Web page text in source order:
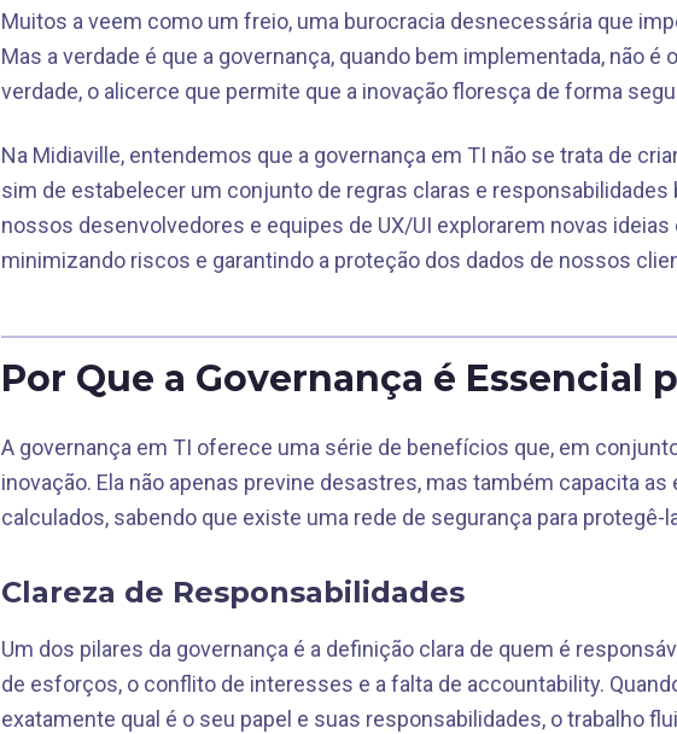
Muitos a veem como um freio, uma burocracia desnecessária que
Mas a verdade é que a governança, quando bem implementada, não é
verdade, o alicerce que permite que a inovação floresça de forma
Na Midiaville, entendemos que a governança em TI não se trata de
sim de estabelecer um conjunto de regras claras e
nossos desenvolvedores e equipes de UX/UI explorarem novas
minimizando riscos e garantindo a proteção dos dados de nossos
Por Que a Governança é Essencial
A governança em TI oferece uma série de benefícios que, em
inovação. Ela não apenas previne desastres, mas também capacita
calculados, sabendo que existe uma rede de segurança para protegê-
Clareza de Responsabilidades
Um dos pilares da governança é a definição clara de quem é
de esforços, o conflito de interesses e a falta de accountability.
exatamente qual é o seu papel e suas responsabilidades, o trabalho